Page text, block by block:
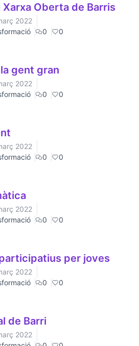
Oberta de Barris
2022
0 0
gent gran
2022
0 0
2022
0 0
2022
0 0
per joves
2022
0 0
de Barri
2022